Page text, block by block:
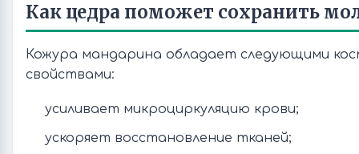
Как цедра поможет сохранить
Кожура мандарина обладает следующими
свойствами:
усиливает микроциркуляцию крови;
ускоряет восстановление тканей;